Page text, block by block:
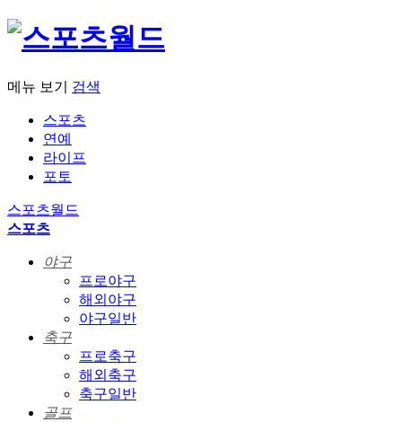
메뉴 보기 검색
스포츠
연예
라이프
포토
스포츠월드
스포츠
야구
프로야구
해외야구
야구일반
축구
프로축구
해외축구
축구일반
골프